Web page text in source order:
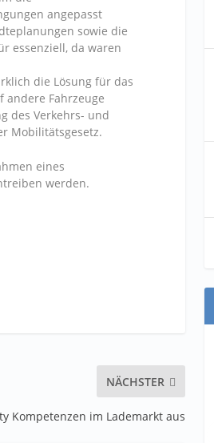
angepasst
sowie die
essenziell, da waren
die Lösung für das
Fahrzeuge
des Verkehrs- und
Mobilitätsgesetz.
eines
werden.
NÄCHSTER
Kompetenzen im Lademarkt aus